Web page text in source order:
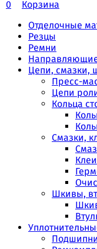
0
Корзина
Отделочные
Резцы
Ремни
Цепи, смазки,
Пресс-
Цепи
Кольца
Смазки,
Клеи
Шкивы,